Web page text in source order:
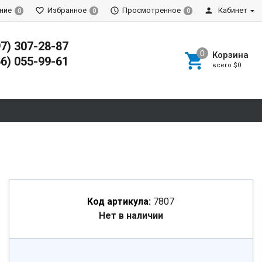
0 Избранное 0 Просмотренное 0 Кабинет
307-28-87
055-99-61
Корзина
всего $0
Код артикула: 7807
Нет в наличии